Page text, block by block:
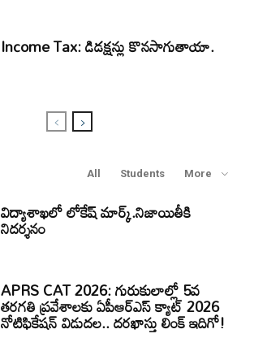
Income Tax: డిడక్షన్లు కొనసాగుతాయా.
All Students More
విద్యాశాఖలో లోకేష్ మార్క్.నిజాయితీకి
నిదర్శనం
APRS CAT 2026: గురుకులాల్లో 5వ
తరగతి ప్రవేశాలకు ఏపీఆర్‌ఎస్‌ క్యాట్‌ 2026
నోటిఫికేషన్‌ విడుదల.. దరఖాస్తు లింక్‌ ఇదిగో!